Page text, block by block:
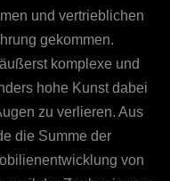
und vertrieblichen
gekommen.
komplexe und
hohe Kunst dabei
zu verlieren. Aus
die Summe der
von